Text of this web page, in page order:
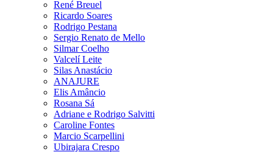
René Breuel
Ricardo Soares
Rodrigo Pestana
Sergio Renato de Mello
Silmar Coelho
Valcelí Leite
Silas Anastácio
ANAJURE
Elis Amâncio
Rosana Sá
Adriane e Rodrigo Salvitti
Caroline Fontes
Marcio Scarpellini
Ubirajara Crespo